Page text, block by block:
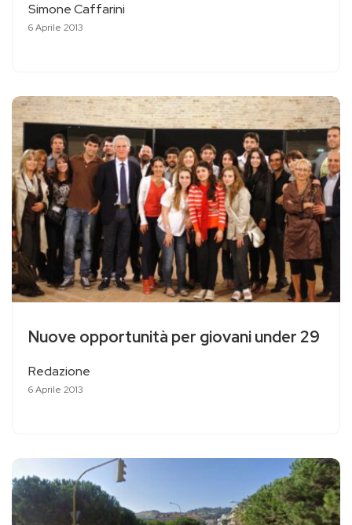
Simone Caffarini
6 Aprile 2013
Nuove opportunità per giovani under 29
Redazione
6 Aprile 2013